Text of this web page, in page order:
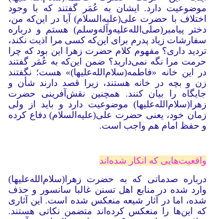
موضوعیت دارد. ایشان به عُمَر گفتند که با وجود
اختلاف با حضرت علی(علیه‌السلام) آیا در این‌که من،
دختر پیامبر(صلی‌الله‌علیه‌وآله‌وسلم) هستم و درباره
سفارشات زیاد پدرم برای این‌که کسی مرا اذیت نکند،
تردید داری؟ مفهوم کلام حضرت زهرا این بود که چرا
حرمت مرا نگه نمی‌دارید؟ ضمن این‌که به عُمَر گفتند
در این خانه «فاطمه(سلام‌الله‌‌علیها)» هست؛ نگفتند
زن و بچه در خانه هستند، زیرا قصد دارند شأن و
جایگاه را بیان کنند. همچنین نقش‌آفرینی حضرت
زهرا(سلام‌الله‌‌علیها) موضوعیت دارد و باید از ولی
زمان خود، یعنی حضرت علی(علیه‌السلام) دفاع کرده
و حفظ امام هم واجب است.
واقعیت‌هایی که انکار شده‌اند
درباره صدماتی که به حضرت زهرا(سلام‌الله‌‌علیها)
وارد شده در منابع اهل تسنن غالبا سانسور و حذف
شده، اما در آثار شیعه منعکس شده است. این آثاری
که این‌ها را منعکس کرده‌اند متضمن نکاتی هستند.